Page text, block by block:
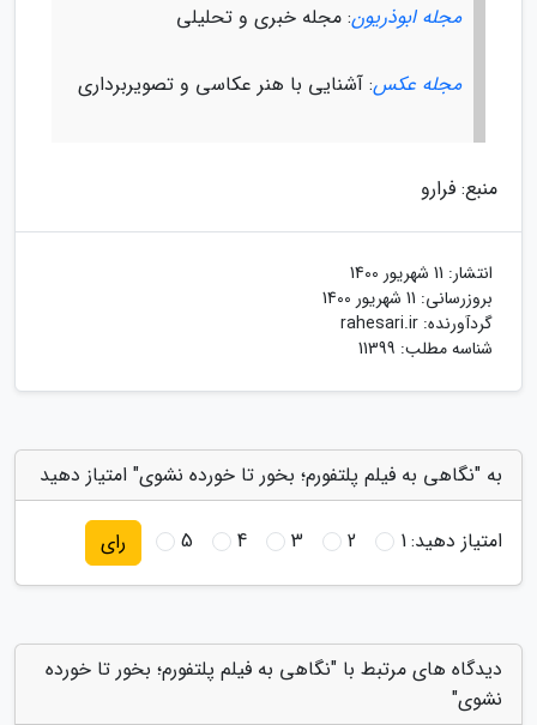
مجله ابوذریون: مجله خبری و تحلیلی
مجله عکس: آشنایی با هنر عکاسی و تصویربرداری
منبع: فرارو
انتشار: 11 شهریور 1400
بروزرسانی: 11 شهریور 1400
گردآورنده: rahesari.ir
شناسه مطلب: 11399
به "نگاهی به فیلم پلتفورم؛ بخور تا خورده نشوی" امتیاز دهید
امتیاز دهید:1
2
3
4
5 رای
دیدگاه های مرتبط با "نگاهی به فیلم پلتفورم؛ بخور تا خورده
نشوی"